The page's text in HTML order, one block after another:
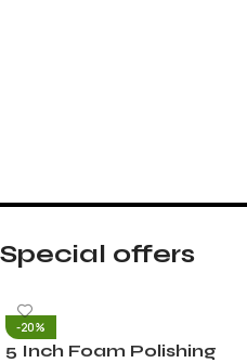
Special offers
-20%
5 Inch Foam Polishing